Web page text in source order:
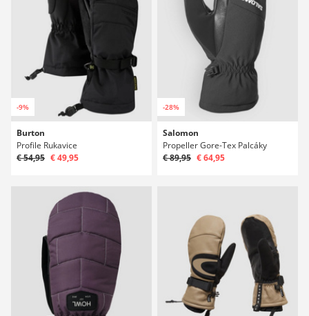
-9%
Burton
Profile Rukavice
€ 54,95 € 49,95
-28%
Salomon
Propeller Gore-Tex Palcáky
€ 89,95 € 64,95